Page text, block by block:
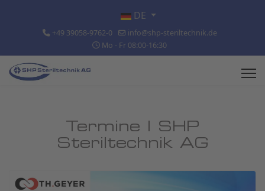
Sprache auswählen
DE
+49 39058-9762-0
info@shp-steriltechnik.de
Mo - Fr 08:00-16:30
Termine | SHP
Steriltechnik AG